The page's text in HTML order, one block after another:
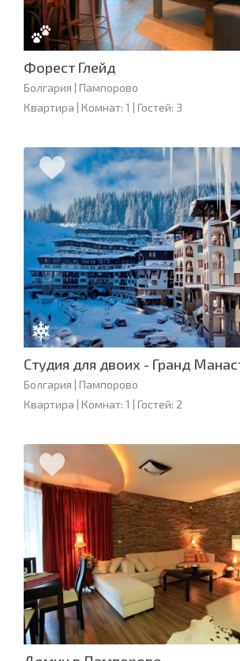
Форест Глейд
Болгария | Пампорово
Квартира | Комнат: 1 | Гостей: 3
Студия для двоих - Гранд
Болгария | Пампорово
Квартира | Комнат: 1 | Гостей: 2